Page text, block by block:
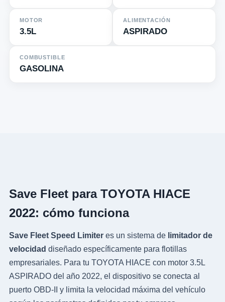
MOTOR
3.5L
ALIMENTACIÓN
ASPIRADO
COMBUSTIBLE
GASOLINA
Save Fleet para TOYOTA HIACE
2022: cómo funciona
Save Fleet Speed Limiteres un sistema de limitador de
velocidad diseñado específicamente para flotillas
empresariales. Para tu TOYOTA HIACE con motor 3.5L
ASPIRADO del año 2022, el dispositivo se conecta al
puerto OBD-II y limita la velocidad máxima del vehículo